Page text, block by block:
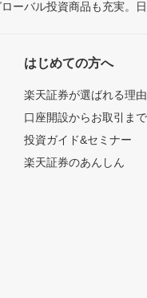
ーバル投資商品も充実。
はじめての方へ
楽天証券が選ばれる理由
口座開設からお取引ま
投資ガイド&セミナー
楽天証券のあんしん